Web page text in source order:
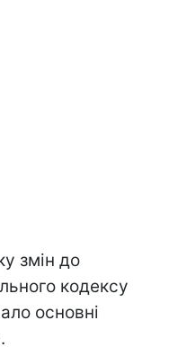
змін до
кодексу
основні